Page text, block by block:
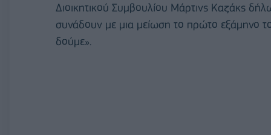
Διοικητικού Συμβουλίου Μάρτινς Καζάκς
συνάδουν με μια μείωση το πρώτο εξάμηνο
δούμε».